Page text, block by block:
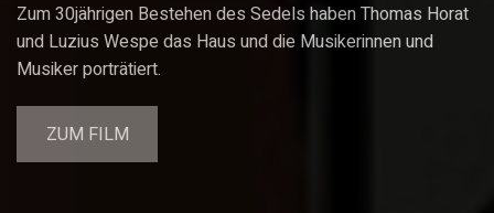
Zum 30jährigen Bestehen des Sedels haben Thomas Horat
und Luzius Wespe das Haus und die Musikerinnen und
Musiker porträtiert.
ZUM FILM